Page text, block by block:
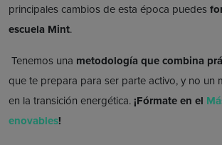
principales cambios de esta época puedes
escuela Mint.
Tenemos una metodología que combina
que te prepara para ser parte activo, y no un
en la transición energética. ¡Fórmate en el
enovables!